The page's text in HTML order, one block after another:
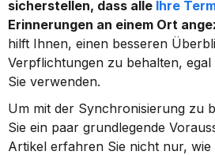
sicherstellen, dass alle Ihre
Erinnerungen an einem Ort
hilft Ihnen, einen besseren
Verpflichtungen zu behalten,
Sie verwenden.
Um mit der Synchronisierung zu
Sie ein paar grundlegende
Artikel erfahren Sie nicht nur, wie